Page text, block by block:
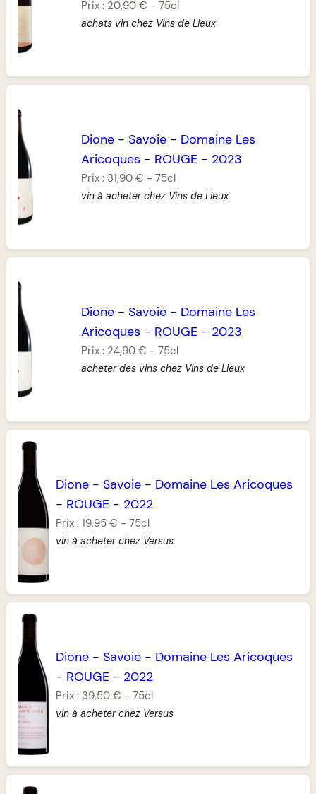
Prix : 20,90 € - 75cl
achats vin chez Vins de Lieux
Dione- Savoie- Domaine Les
Aricoques - ROUGE- 2023
Prix : 31,90 € - 75cl
vin à acheter chez Vins de Lieux
Dione- Savoie- Domaine Les
Aricoques - ROUGE- 2023
Prix : 24,90 € - 75cl
acheter des vins chez Vins de Lieux
Dione -Savoie - Domaine Les Aricoques
- ROUGE - 2022
Prix :19,95 € -75cl
vin à acheter chez Versus
Dione -Savoie - Domaine Les Aricoques
- ROUGE - 2022
Prix : 39,50 € -75cl
vin à acheter chez Versus